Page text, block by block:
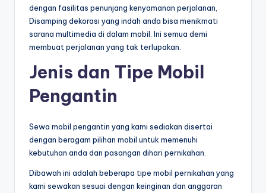
dengan fasilitas penunjang kenyamanan perjalanan,
Disamping dekorasi yang indah anda bisa menikmati
sarana multimedia di dalam mobil. Ini semua demi
membuat perjalanan yang tak terlupakan.
Jenis dan Tipe Mobil
Pengantin
Sewa mobil pengantin yang kami sediakan disertai
dengan beragam pilihan mobil untuk memenuhi
kebutuhan anda dan pasangan dihari pernikahan.
Dibawah ini adalah beberapa tipe mobil pernikahan yang
kami sewakan sesuai dengan keinginan dan anggaran